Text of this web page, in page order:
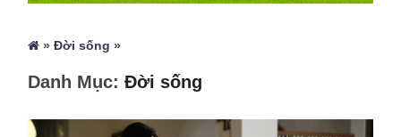
»Đời sống »
Danh Mục:Đời sống